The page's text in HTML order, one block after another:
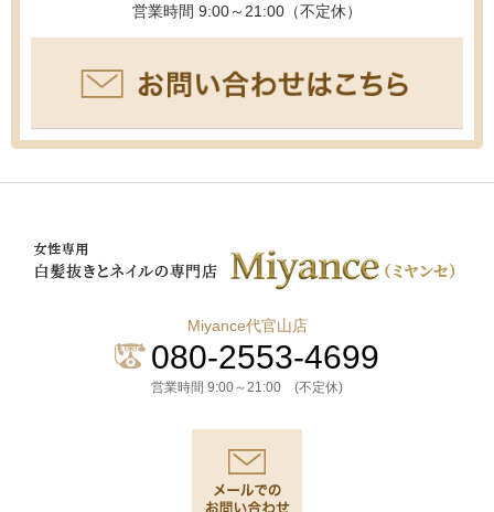
営業時間 9:00～21:00（不定休）
Miyance代官山店
080-2553-4699
営業時間 9:00～21:00 (不定休)